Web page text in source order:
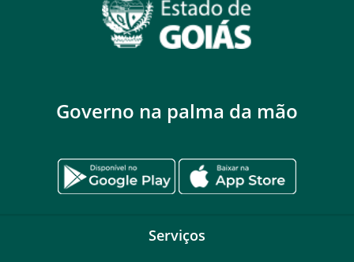
Governo na palma da mão
Serviços